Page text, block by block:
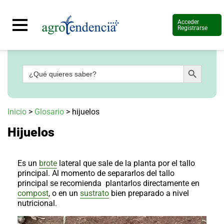
Acceder
Registrarse
Señal
en
más
Agrotendencia
Planes
Glosario
Agroshow
Regístrate
suscríbete
Contáctenos
Buscar: Botón de búsqueda
Inicio > Glosario > hijuelos
Hijuelos
Es un brote lateral que sale de la planta por el tallo
principal. Al momento de separarlos del tallo
principal se recomienda plantarlos directamente en
compost, o en un sustrato bien preparado a nivel
nutricional.